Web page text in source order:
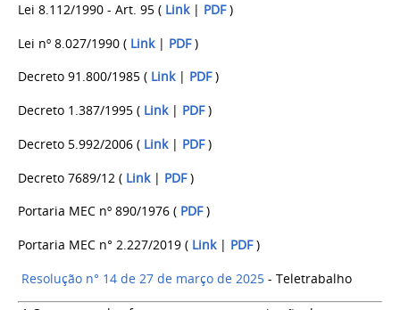
Lei 8.112/1990 - Art. 95 ( Link| PDF)
Lei nº 8.027/1990 ( Link| PDF)
Decreto 91.800/1985 ( Link| PDF)
Decreto 1.387/1995 ( Link | PDF)
Decreto 5.992/2006 ( Link| PDF)
Decreto 7689/12 ( Link| PDF)
Portaria MEC nº 890/1976 ( PDF )
Portaria MEC n° 2.227/2019 ( Link| PDF)
Resolução n° 14 de 27 de março de 2025 - Teletrabalho